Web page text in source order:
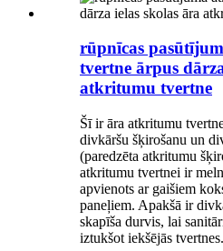
rūpnīcas
tvertne ārpus
atkritumu tvertne
Šī ir āra atkritumu
divkāršu šķirošanu un
(paredzēta atkritumu
atkritumu tvertnei ir
apvienots ar gaišiem
paneļiem. Apakšā ir
skapīša durvis, lai
iztukšot iekšējās tvertnes.